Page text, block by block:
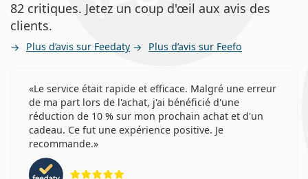
82 critiques. Jetez un coup d'œil aux avis des
clients.
Plus d’avis sur Feedaty Plus d’avis sur Feefo
Le service était rapide et efficace. Malgré une erreur
de ma part lors de l'achat, j'ai bénéficié d'une
réduction de 10 % sur mon prochain achat et d'un
cadeau. Ce fut une expérience positive. Je
recommande.